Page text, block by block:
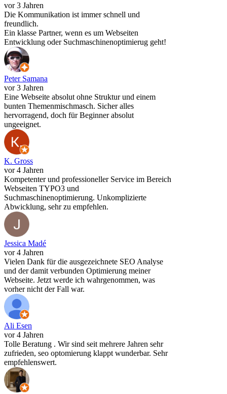
vor 3 Jahren
Die Kommunikation ist immer schnell und
freundlich.
Ein klasse Partner, wenn es um Webseiten
Entwicklung oder Suchmaschinenoptimierug geht!
Peter Samana
vor 3 Jahren
Eine Webseite absolut ohne Struktur und einem
bunten Themenmischmasch. Sicher alles
hervorragend, doch für Beginner absolut
ungeeignet.
K. Gross
vor 4 Jahren
Kompetenter und professioneller Service im Bereich
Webseiten TYPO3 und
Suchmaschinenoptimierung. Unkomplizierte
Abwicklung, sehr zu empfehlen.
Jessica Madé
vor 4 Jahren
Vielen Dank für die ausgezeichnete SEO Analyse
und der damit verbunden Optimierung meiner
Webseite. Jetzt werde ich wahrgenommen, was
vorher nicht der Fall war.
Ali Esen
vor 4 Jahren
Tolle Beratung . Wir sind seit mehrere Jahren sehr
zufrieden, seo optomierung klappt wunderbar. Sehr
empfehlenswert.